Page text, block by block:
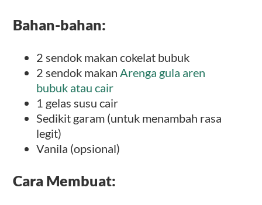
Bahan-bahan:
2 sendok makan cokelat bubuk
2 sendok makanArenga gula aren
bubuk atau cair
1 gelas susu cair
Sedikit garam (untuk menambah rasa
legit)
Vanila (opsional)
Cara Membuat: